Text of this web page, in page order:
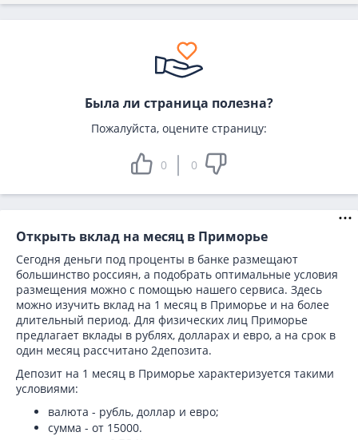
Была ли страница полезна?
Пожалуйста, оцените страницу:
0 0
Открыть вклад на месяц в Приморье
Сегодня деньги под проценты в банке размещают
большинство россиян, а подобрать оптимальные условия
размещения можно с помощью нашего сервиса. Здесь
можно изучить вклад на 1 месяц в Приморье и на более
длительный период. Для физических лиц Приморье
предлагает вклады в рублях, долларах и евро, а на срок в
один месяц рассчитано 2депозита.
Депозит на 1 месяц в Приморье характеризуется такими
условиями:
валюта - рубль, доллар и евро;
сумма - от 15000.